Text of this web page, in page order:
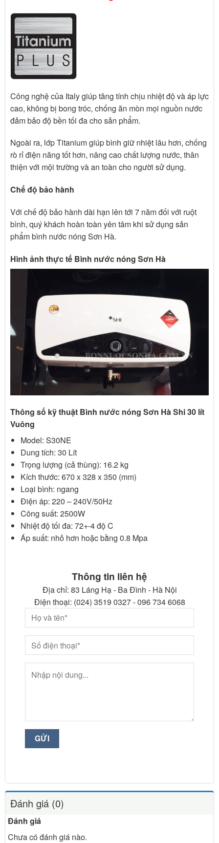
Công nghệ của Italy giúp tăng tính chịu nhiệt độ và áp lực
cao, không bị bong tróc, chống ăn mòn mọi nguồn nước
đảm bảo độ bền tối đa cho sản phẩm.
Ngoài ra, lớp Titanium giúp bình giữ nhiệt lâu hơn, chống
rò rỉ điện năng tốt hơn, nâng cao chất lượng nước, thân
thiện với mội trường và an toàn cho người sử dụng.
Chế độ bảo hành
Với chế độ bảo hành dài hạn lên tới 7 năm đối với ruột
bình, quý khách hoàn toàn yên tâm khi sử dụng sản
phẩm bình nước nóng Sơn Hà.
Hình ảnh thực tế Bình nước nóng Sơn Hà
Thông số kỹ thuật Bình nước nóng Sơn Hà Shi 30 lít
Vuông
Model: S30NE
Dung tích: 30 Lít
Trọng lượng (cả thùng): 16.2 kg
Kích thước: 670 x 328 x 350 (mm)
Loại bình: ngang
Điện áp: 220 – 240V/50Hz
Công suất: 2500W
Nhiệt độ tối đa: 72+-4 độ C
Áp suất: nhỏ hơn hoặc bằng 0.8 Mpa
Thông tin liên hệ
Địa chỉ: 83 Láng Hạ - Ba Đình - Hà Nội
Điện thoại: (024) 3519 0327 - 096 734 6068
Đánh giá (0)
Đánh giá
Chưa có đánh giá nào.